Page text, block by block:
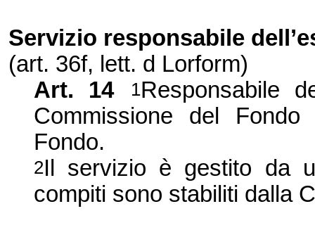
Servizio responsabile
(art. 36f, lett. d Lorform)
Art. 14
1Responsabile
Commissione del
Fondo.
2Il servizio è gestito da
compiti sono stabiliti dalla